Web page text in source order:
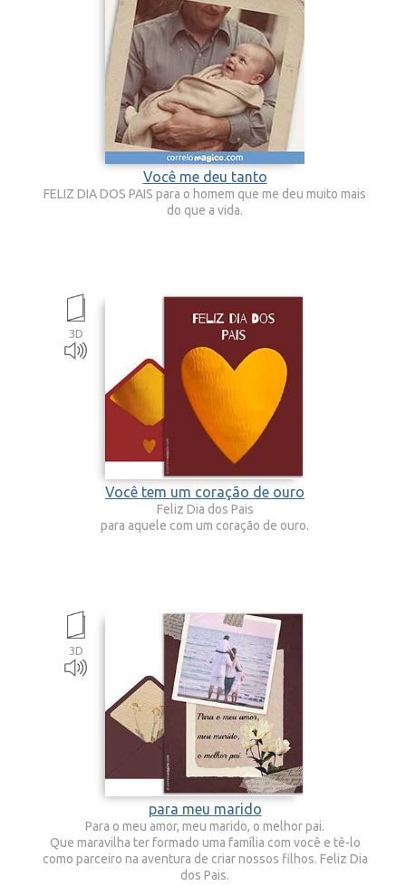
Você me deu tanto
FELIZ DIA DOS PAIS para o homem que me deu muito mais
do que a vida.
Você tem um coração de ouro
Feliz Dia dos Pais
para aquele com um coração de ouro.
3D
para meu marido
Para o meu amor, meu marido, o melhor pai.
Que maravilha ter formado uma família com você e tê-lo
como parceiro na aventura de criar nossos filhos. Feliz Dia
dos Pais.
3D